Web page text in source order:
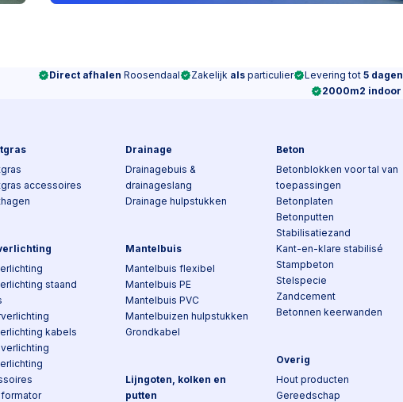
Direct afhalen Roosendaal Zakelijk als particulier Levering tot 5 dagen
2000m2 indoor
accessoires
staand
kabels
Drainage
Drainagebuis &
drainageslang
Drainage hulpstukken
Mantelbuis
Mantelbuis flexibel
Mantelbuis PE
Mantelbuis PVC
Mantelbuizen hulpstukken
Grondkabel
Lijngoten, kolken en
putten
Beton
Betonblokken voor tal van
toepassingen
Betonplaten
Betonputten
Stabilisatiezand
Kant-en-klare stabilisé
Stampbeton
Stelspecie
Zandcement
Betonnen keerwanden
Overig
Hout producten
Gereedschap